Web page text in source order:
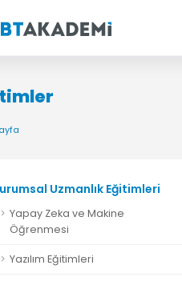
Uzmanlık Eğitimleri
Yapay Zeka ve Makine
Öğrenmesi
Yazılım Eğitimleri